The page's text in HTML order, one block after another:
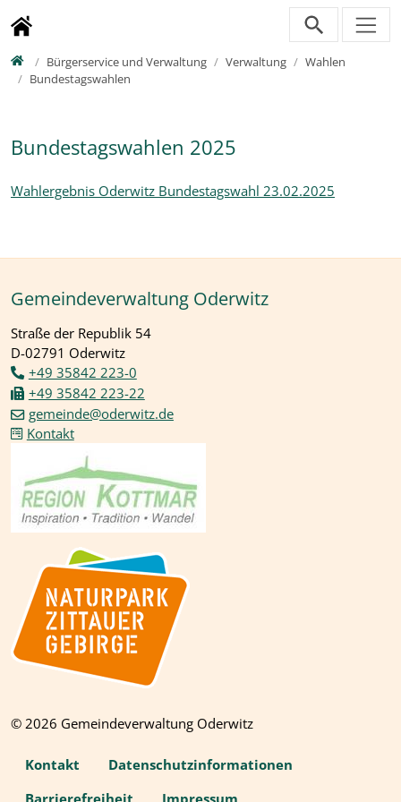
HomeBürgerservice und Verwaltung Verwaltung
Wahlen
Bundestagswahlen
Bundestagswahlen 2025
Wahlergebnis Oderwitz Bundestagswahl 23.02.2025
Gemeindeverwaltung Oderwitz
Straße der Republik 54
D-02791 Oderwitz
+49 35842 223-0
+49 35842 223-22
gemeinde@oderwitz.de
Kontakt
© 2026 Gemeindeverwaltung Oderwitz
Kontakt
Datenschutzinformationen
Barrierefreiheit
Impressum